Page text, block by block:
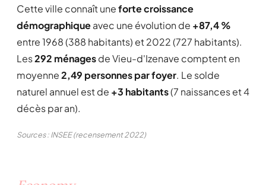
Cette ville connaît uneforte croissance
démographiqueavec une évolution de +87,4 %
entre 1968 (388 habitants) et 2022 (727 habitants).
Les292 ménagesde Vieu-d'Izenave comptent en
moyenne2,49 personnes par foyer. Le solde
naturel annuel est de +3 habitants(7 naissances et 4
décès par an).
Sources : INSEE (recensement 2022)